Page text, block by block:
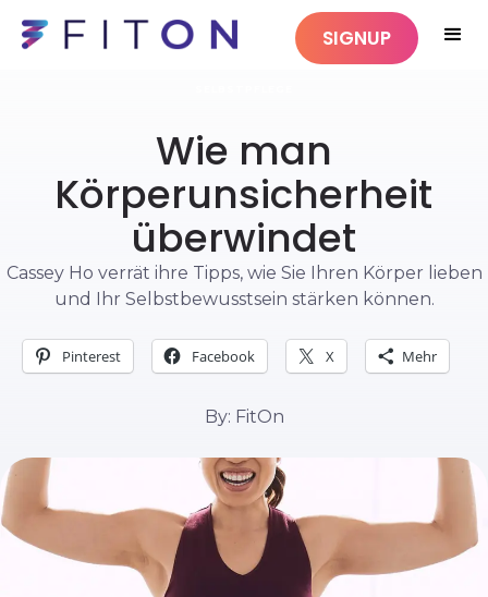
SIGNUP
Wie man
Körperunsicherheit
überwindet
Cassey Ho verrät ihre Tipps, wie Sie Ihren Körper lieben
und Ihr Selbstbewusstsein stärken können.
Pinterest Facebook X Mehr
By: FitOn